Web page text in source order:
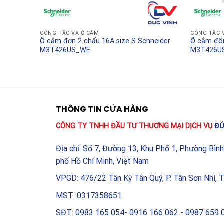
điện theo tiêu chuẩn cao cấp.
Bảo vệ các thiết bị máy
làm việc.
Tại sao nên chọn mua
quý khách nên lựa chọn các đơn vị phân phối
nhận chất lượng, chế độ bảo hành dài hạn và
chỉ bảo vệ túi tiền của bạn mà quan trọng nhất
những rủi ro cháy nổ do thiết bị điện kém chất
CÔNG TẮC VÀ Ổ CẮM
Ổ cắm đơn 2 chấu 16A size S Schneider
M3T426US_WE
CÔNG TẮC
Ổ cắm
THÔNG TIN CỬA HÀNG
CÔNG TY TNHH ĐẦU TƯ THƯƠNG MẠI DỊCH VỤ
Địa chỉ: Số 7, Đường 13, Khu Phố 1, Phường
phố Hồ Chí Minh, Việt Nam
VPGD: 476/22 Tân Kỳ Tân Quý, P. Tân Sơn Nhì,
MST: 0317358651
SĐT: 0983 165 054- 0916 166 062 - 0987 659